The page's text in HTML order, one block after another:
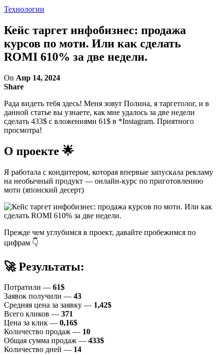
Технологии
Кейс таргет инфобизнес: продажа
курсов по моти. Или как сделать
ROMI 610% за две недели.
On Апр 14, 2024
Share
Рада видеть тебя здесь! Меня зовут Полина, я таргетолог, и в
данной статье вы узнаете, как мне удалось за две недели
сделать 433$ с вложениями 61$ в *Instagram. Приятного
просмотра!
О проекте 🌟
Я работала с кондитером, которая впервые запускала рекламу
на необычный продукт — онлайн-курс по приготовлению
моти (японский десерт)
Прежде чем углубимся в проект, давайте пробежимся по
цифрам 👇
🚀 Результаты:
Потратили — 61$
Заявок получили — 43
Средняя цена за заявку — 1,42$
Всего кликов — 371
Цена за клик — 0,16$
Количество продаж — 10
Общая сумма продаж — 433$
Количество дней — 14